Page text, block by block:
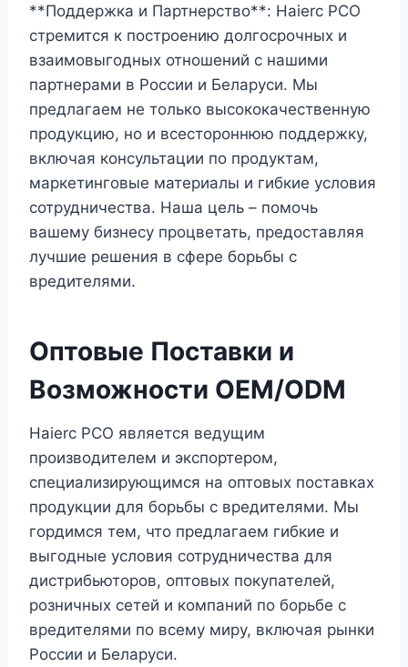
**Поддержка и Партнерство**: Haierc PCO
стремится к построению долгосрочных и
взаимовыгодных отношений с нашими
партнерами в России и Беларуси. Мы
предлагаем не только высококачественную
продукцию, но и всестороннюю поддержку,
включая консультации по продуктам,
маркетинговые материалы и гибкие условия
сотрудничества. Наша цель – помочь
вашему бизнесу процветать, предоставляя
лучшие решения в сфере борьбы с
вредителями.
Оптовые Поставки и
Возможности OEM/ODM
Haierc PCO является ведущим
производителем и экспортером,
специализирующимся на оптовых поставках
продукции для борьбы с вредителями. Мы
гордимся тем, что предлагаем гибкие и
выгодные условия сотрудничества для
дистрибьюторов, оптовых покупателей,
розничных сетей и компаний по борьбе с
вредителями по всему миру, включая рынки
России и Беларуси.